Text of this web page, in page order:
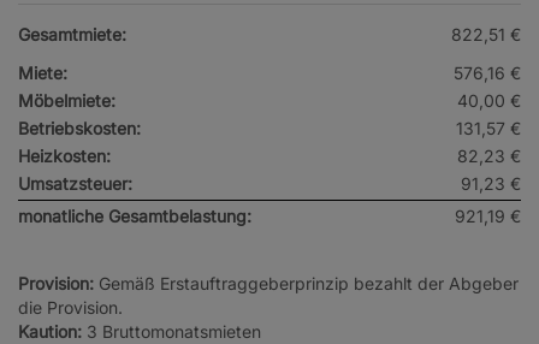
Gesamtmiete:
822,51 €
Miete:
576,16 €
Möbelmiete:
40,00 €
Betriebskosten:
131,57 €
Heizkosten:
82,23 €
Umsatzsteuer:
91,23 €
monatliche Gesamtbelastung:
921,19 €
Provision: Gemäß Erstauftraggeberprinzip bezahlt der Abgeber
die Provision.
Kaution: 3 Bruttomonatsmieten